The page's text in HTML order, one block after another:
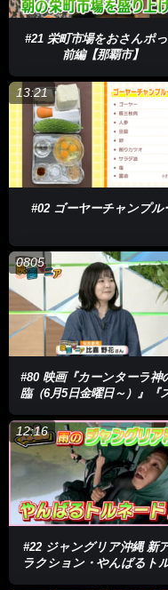
#21 栄町市場をおさんポ
前編【那覇市】
13:21
#02 ゴーヤーチャンプル
0805
#80 映画『カーンターラ神
臨（6月5日金曜日～）』『
映（6月5日金曜日～）』『
ヴァルディと私（6月13日
日～）』
12:16
#22 ジャングリア沖縄 新
ラクション・やんばるト